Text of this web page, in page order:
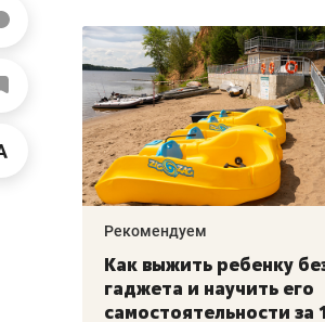
Рекомендуем
Как выжить ребенку
гаджета и научить его
самостоятельности за